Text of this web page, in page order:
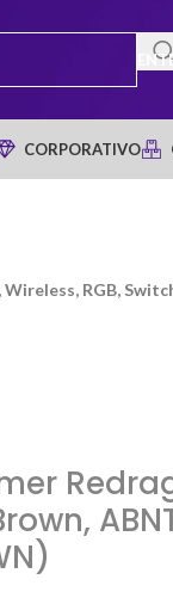
CORPORATIVO
RGB,